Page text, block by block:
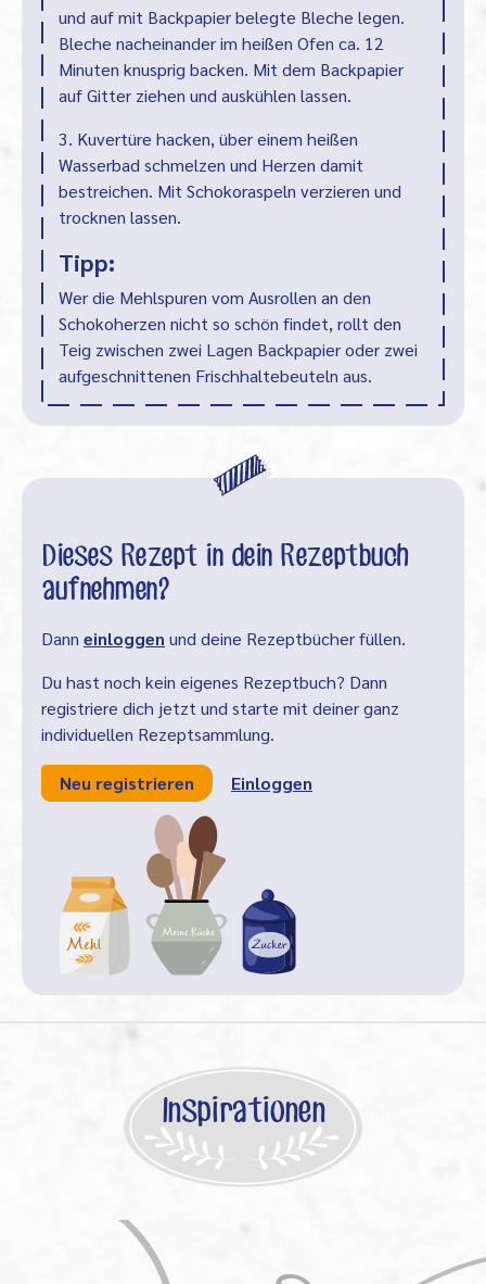
und auf mit Backpapier belegte Bleche legen.
Bleche nacheinander im heißen Ofen ca. 12
Minuten knusprig backen. Mit dem Backpapier
auf Gitter ziehen und auskühlen lassen.
3. Kuvertüre hacken, über einem heißen
Wasserbad schmelzen und Herzen damit
bestreichen. Mit Schokoraspeln verzieren und
trocknen lassen.
Tipp:
Wer die Mehlspuren vom Ausrollen an den
Schokoherzen nicht so schön findet, rollt den
Teig zwischen zwei Lagen Backpapier oder zwei
aufgeschnittenen Frischhaltebeuteln aus.
Dieses Rezept in dein Rezeptbuch
aufnehmen?
Dann einloggen und deine Rezeptbücher füllen.
Du hast noch kein eigenes Rezeptbuch? Dann
registriere dich jetzt und starte mit deiner ganz
individuellen Rezeptsammlung.
Neu registrieren Einloggen
Inspirationen